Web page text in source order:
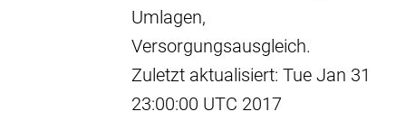
Umlagen,
Versorgungsausgleich.
Zuletzt aktualisiert: Tue Jan 31
23:00:00 UTC 2017